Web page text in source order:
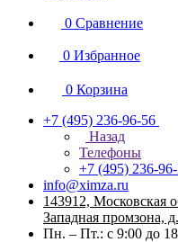
0 Сравнение
0 Избранное
0 Корзина
+7 (495) 236-96-56
Назад
Телефоны
+7 (495) 236-
info@ximza.ru
143912, Московская
Западная промзона,
Пн. – Пт.: с 9:00 до